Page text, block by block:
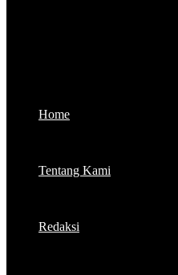
Home
Tentang Kami
Redaksi